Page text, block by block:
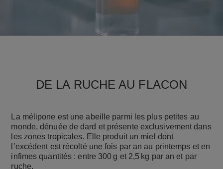
DE LA RUCHE AU FLACON
La mélipone est une abeille parmi les plus petites au
monde, dénuée de dard et présente exclusivement dans
les zones tropicales. Elle produit un miel dont
l’excédent est récolté une fois par an au printemps et en
infimes quantités : entre 300 g et 2,5 kg par an et par
ruche.